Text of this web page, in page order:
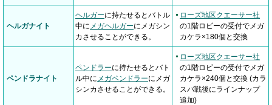
ヘルガナイト
ヘルガーに持たせるとバトル
中に メガヘルガーにメガシン
カさせることができる。
ローズ地区クエーサー社
の1階ロビーの受付でメガ
カケラ×180個と交換
ペンドラナイト
ペンドラーに持たせるとバト
ル中に メガペンドラーにメガ
シンカさせることができる。
ローズ地区クエーサー社
の1階ロビーの受付でメガ
カケラ×240個と交換 (カラ
スバ戦後にラインナップ
追加)